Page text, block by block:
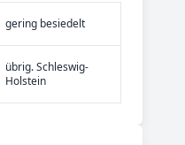
gering besiedelt
übrig. Schleswig-
Holstein